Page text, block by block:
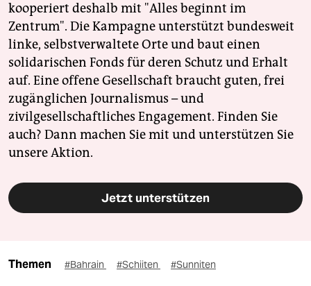
kooperiert deshalb mit "Alles beginnt im
Zentrum". Die Kampagne unterstützt bundesweit
linke, selbstverwaltete Orte und baut einen
solidarischen Fonds für deren Schutz und Erhalt
auf. Eine offene Gesellschaft braucht guten, frei
zugänglichen Journalismus – und
zivilgesellschaftliches Engagement. Finden Sie
auch? Dann machen Sie mit und unterstützen Sie
unsere Aktion.
Jetzt unterstützen
Themen #Bahrain #Schiiten #Sunniten